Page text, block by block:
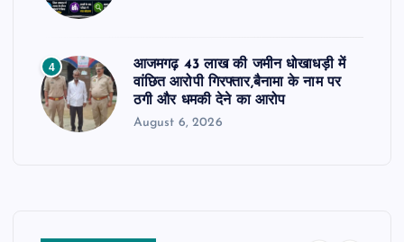
4
आजमगढ़ 43 लाख की जमीन धोखाधड़ी में
वांछित आरोपी गिरफ्तार,बैनामा के नाम पर
ठगी और धमकी देने का आरोप
August 6, 2026